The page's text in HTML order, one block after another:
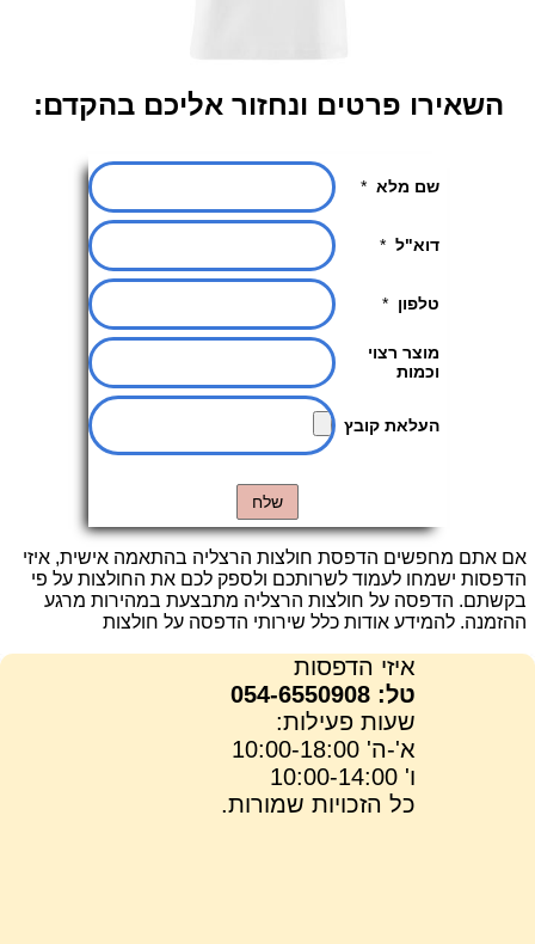
השאירו פרטים ונחזור אליכם בהקדם:
אם אתם מחפשים הדפסת חולצות הרצליה בהתאמה אישית, איזי
הדפסות ישמחו לעמוד לשרותכם ולספק לכם את החולצות על פי
בקשתם. הדפסה על חולצות הרצליה מתבצעת במהירות מרגע
ההזמנה. להמידע אודות כלל שירותי הדפסה על חולצות
איזי הדפסות
טל: 054-6550908
שעות פעילות:
א'-ה' 10:00-18:00
ו' 10:00-14:00
כל הזכויות שמורות.